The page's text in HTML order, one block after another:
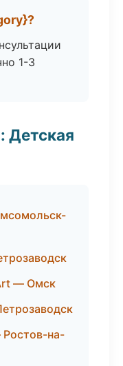
1-3
Детская
— Омск
на-